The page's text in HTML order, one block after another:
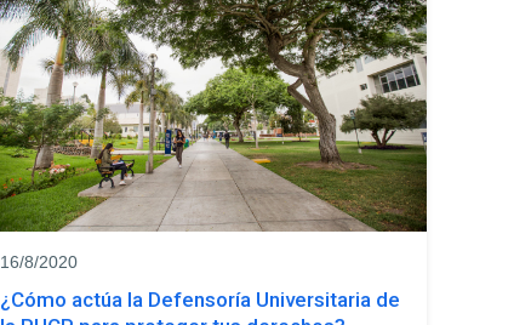
16/8/2020
¿Cómo actúa la Defensoría Universitaria de